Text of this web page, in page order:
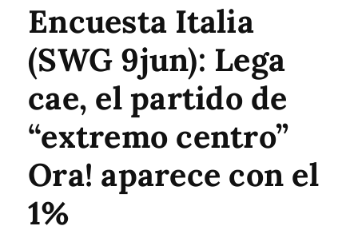
Encuesta Italia
(SWG 9jun): Lega
cae, el partido de
“extremo centro”
Ora! aparece con el
1%